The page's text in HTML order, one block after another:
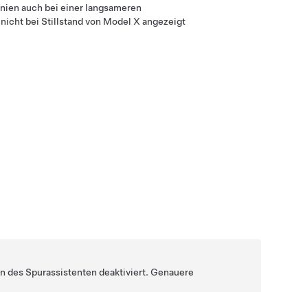
auch bei einer langsameren
bei Stillstand von Model X angezeigt
Spurassistenten deaktiviert. Genauere